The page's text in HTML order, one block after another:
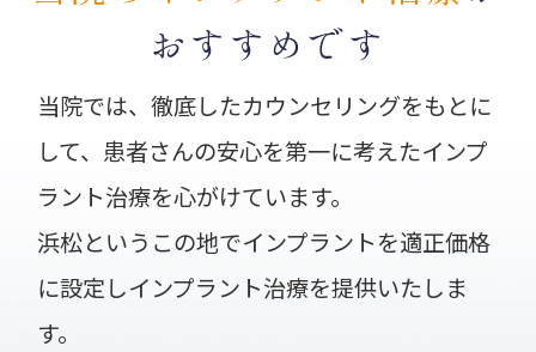
おすすめです
当院では、徹底したカウンセリングをもとに
して、患者さんの安心を第一に考えたインプ
ラント治療を心がけています。
浜松というこの地でインプラントを適正価格
に設定しインプラント治療を提供いたしま
す。